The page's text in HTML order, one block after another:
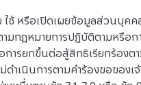
ใช้ หรือเปิดเผยข้อมูลส่วนบุค
มกฎหมายการปฏิบัติตามหรือก
การยกขึ้นต่อสู้สิทธิเรียกร้องต
ำเนินการตามคำร้องขอของเ